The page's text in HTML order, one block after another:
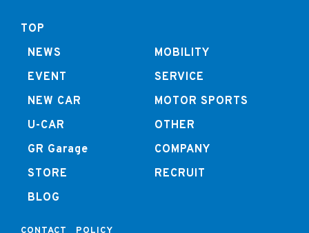
TOP
NEWS
EVENT
NEW CAR
U-CAR
GR Garage
STORE
BLOG
MOBILITY
SERVICE
MOTOR SPORTS
OTHER
COMPANY
RECRUIT